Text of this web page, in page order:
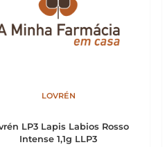
LOVRÉN
LP3 Lapis Labios Rosso
Intense 1,1g LLP3